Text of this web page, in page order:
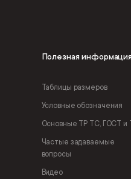
Полезная
Таблицы размеров
Условные обозначения
Основные ТР ТС, ГОСТ и
Частые задаваемые
вопросы
Видео